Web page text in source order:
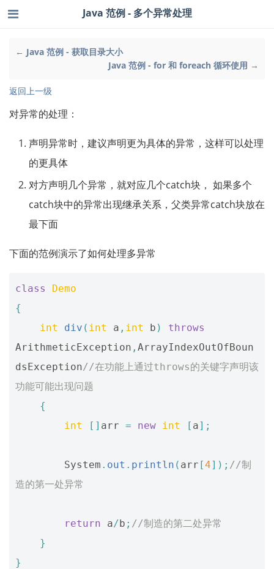
← Java 范例 - 获取目录大小
Java 范例 - for 和 foreach 循环使用 →
Java 范例 - 多个异常处理
返回上一级
对异常的处理：
声明异常时，建议声明更为具体的异常，这样可以处理
的更具体
对方声明几个异常，就对应几个catch块， 如果多个
catch块中的异常出现继承关系，父类异常catch块放在
最下面
下面的范例演示了如何处理多异常
class
Demo
{
int
div ( int a , int b )
throws
ArithmeticException , ArrayIndexOutOfBoun
dsException//在功能上通过throws的关键字声明该
功能可能出现问题
{
int
[] arr = new int [ a];
System . out . println ( arr [4]); //制
造的第一处异常
return a/b ; //制造的第二处异常
}
}